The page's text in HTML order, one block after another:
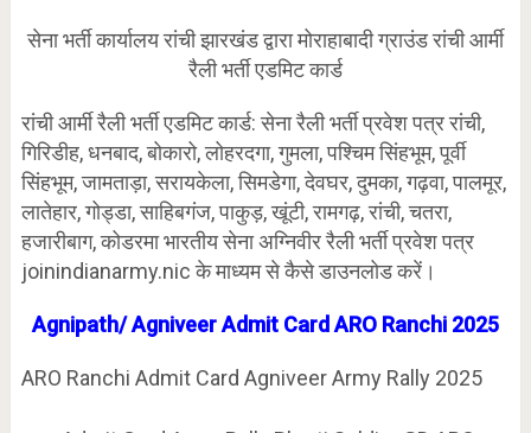
सेना भर्ती कार्यालय रांची झारखंड द्वारा मोराहाबादी ग्राउंड रांची आर्मी
रैली भर्ती एडमिट कार्ड
रांची आर्मी रैली भर्ती एडमिट कार्ड: सेना रैली भर्ती प्रवेश पत्र रांची,
गिरिडीह, धनबाद, बोकारो, लोहरदगा, गुमला, पश्चिम सिंहभूम, पूर्वी
सिंहभूम, जामताड़ा, सरायकेला, सिमडेगा, देवघर, दुमका, गढ़वा, पालमूर,
लातेहार, गोड्डा, साहिबगंज, पाकुड़, खूंटी, रामगढ़, रांची, चतरा,
हजारीबाग, कोडरमा भारतीय सेना अग्निवीर रैली भर्ती प्रवेश पत्र
joinindianarmy.nic के माध्यम से कैसे डाउनलोड करें।
Agnipath/ Agniveer Admit Card ARO Ranchi 2025
ARO Ranchi Admit Card Agniveer Army Rally 2025